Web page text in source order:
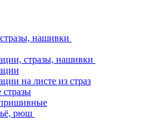
нашивки
стразы, нашивки
на листе из страз
рюш